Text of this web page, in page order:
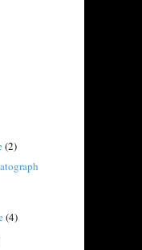
(2)
(4)